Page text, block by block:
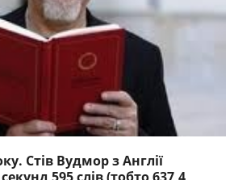
Стів Вудмор з Англії